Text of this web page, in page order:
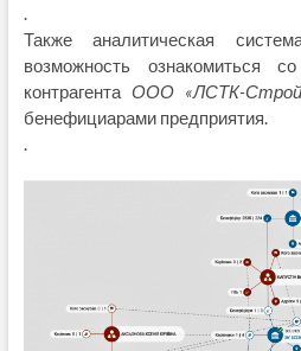
.
Также аналитическая
возможность ознакомиться
контрагента ООО «ЛСТК-
бенефициарами предприятия.
.